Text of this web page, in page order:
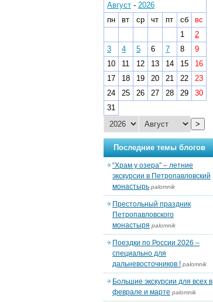
Август - 2026
пн
вт ср чт пт сб
вс
1
2
3
4 5 6 7 8
9
10
11 12 13 14 15
16
17
18 19 20 21 22
23
24
25 26 27 28 29
30
31
>
Последние темы блогов
“Храм у озера” – летние
экскурсии в Петропавловский
монастырь palomnik
Престольный праздник
Петропавловского
монастыря palomnik
Поездки по России 2026 –
специально для
дальневосточников ! palomnik
Большие экскурсии для всех в
феврале и марте palomnik